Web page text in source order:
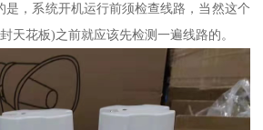
是，系统开机运行前须检查线路，当然这个
天花板)之前就应该先检测一遍线路的。